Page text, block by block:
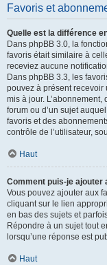
Favoris et
Quelle est la différence
Dans phpBB 3.0, la
favoris était similaire à
receviez aucune
Dans phpBB 3.3, les
pouvez à présent recevoir
mis à jour.
forum ou d’un sujet
favoris et des
contrôle de l’utilisateur,
Haut
Comment puis-je ajouter
Vous pouvez ajouter aux
cliquant sur le lien
en bas des sujets et
Répondre à un sujet tout
lorsqu’une réponse est
Haut